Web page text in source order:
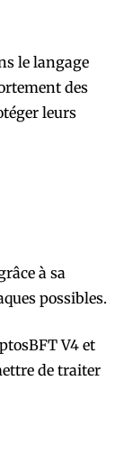
le langage
des
leurs
à sa
possibles.
V4 et
de traiter